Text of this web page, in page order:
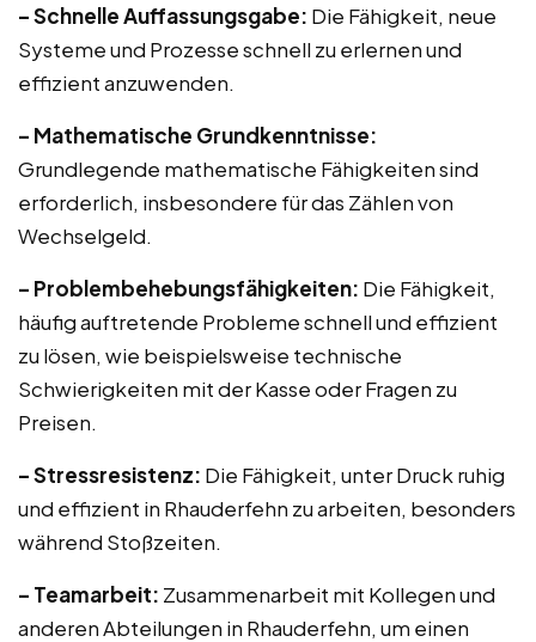
– Schnelle Auffassungsgabe: Die Fähigkeit, neue
Systeme und Prozesse schnell zu erlernen und
effizient anzuwenden.
– Mathematische Grundkenntnisse:
Grundlegende mathematische Fähigkeiten sind
erforderlich, insbesondere für das Zählen von
Wechselgeld.
– Problembehebungsfähigkeiten: Die Fähigkeit,
häufig auftretende Probleme schnell und effizient
zu lösen, wie beispielsweise technische
Schwierigkeiten mit der Kasse oder Fragen zu
Preisen.
– Stressresistenz: Die Fähigkeit, unter Druck ruhig
und effizient in Rhauderfehn zu arbeiten, besonders
während Stoßzeiten.
– Teamarbeit: Zusammenarbeit mit Kollegen und
anderen Abteilungen in Rhauderfehn, um einen